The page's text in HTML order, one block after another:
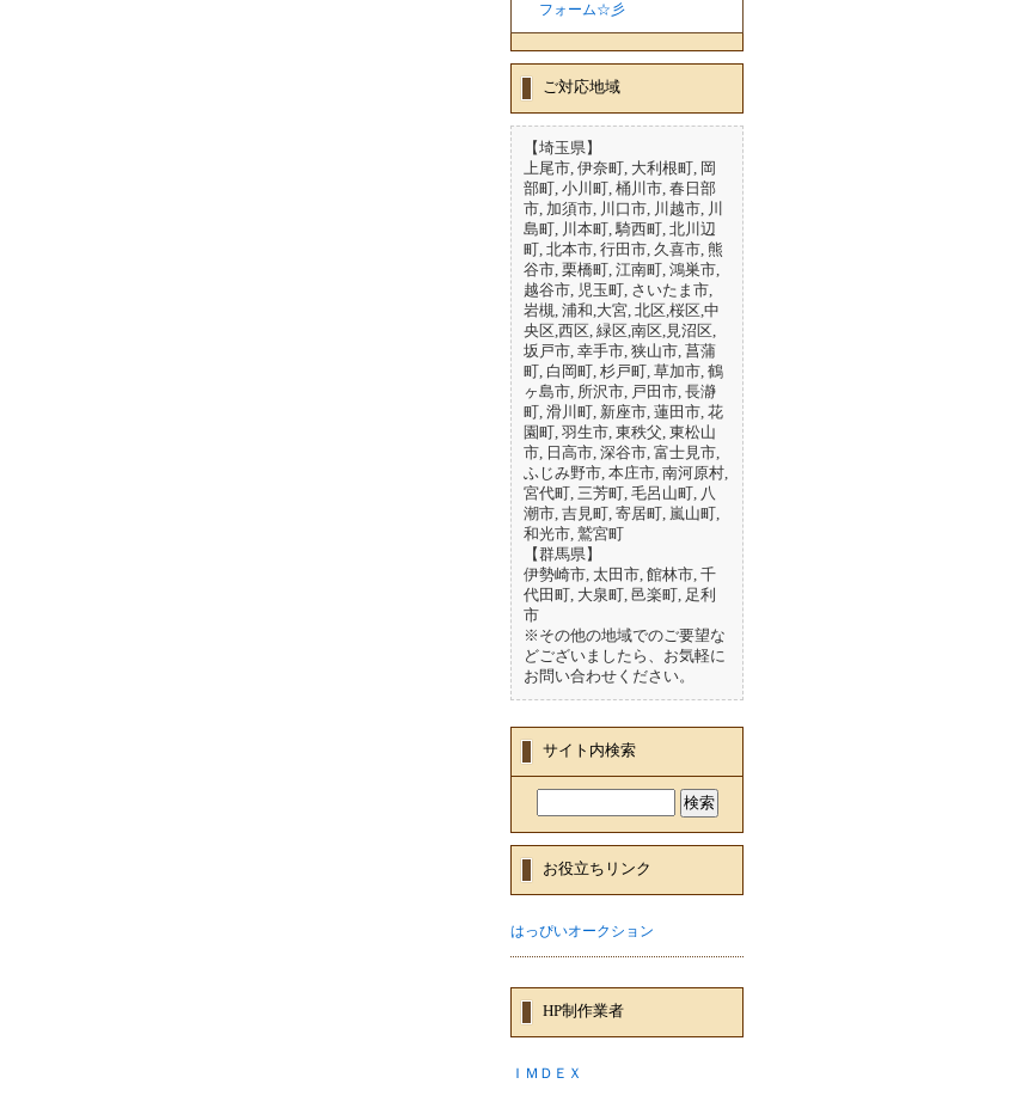
フォーム☆彡
ご対応地域
【埼玉県】
上尾市, 伊奈町, 大利根町, 岡
部町, 小川町, 桶川市, 春日部
市, 加須市, 川口市, 川越市, 川
島町, 川本町, 騎西町, 北川辺
町, 北本市, 行田市, 久喜市, 熊
谷市, 栗橋町, 江南町, 鴻巣市,
越谷市, 児玉町, さいたま市,
岩槻, 浦和,大宮, 北区,桜区,中
央区,西区, 緑区,南区,見沼区,
坂戸市, 幸手市, 狭山市, 菖蒲
町, 白岡町, 杉戸町, 草加市, 鶴
ヶ島市, 所沢市, 戸田市, 長瀞
町, 滑川町, 新座市, 蓮田市, 花
園町, 羽生市, 東秩父, 東松山
市, 日高市, 深谷市, 富士見市,
ふじみ野市, 本庄市, 南河原村,
宮代町, 三芳町, 毛呂山町, 八
潮市, 吉見町, 寄居町, 嵐山町,
和光市, 鷲宮町
【群馬県】
伊勢崎市, 太田市, 館林市, 千
代田町, 大泉町, 邑楽町, 足利
市
※その他の地域でのご要望な
どございましたら、お気軽に
お問い合わせください。
サイト内検索
お役立ちリンク
はっぴいオークション
HP制作業者
ＩＭＤＥＸ